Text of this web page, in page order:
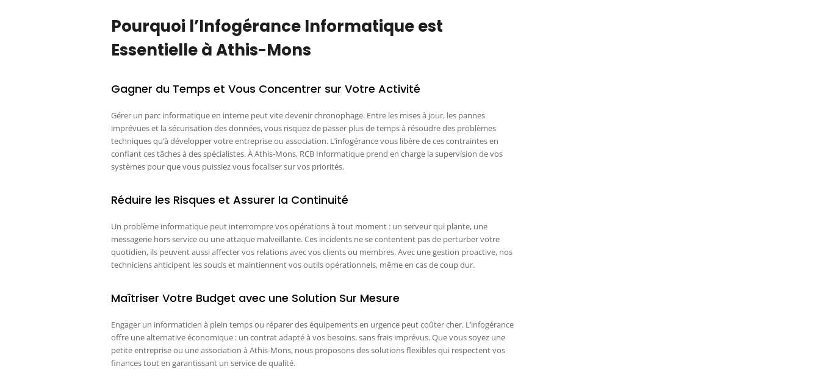
Pourquoi l’Infogérance Informatiqueest
Essentielle à Athis-Mons
Gagner du Temps et Vous Concentrer sur Votre Activité
Gérer un parc informatique en interne peut vite devenir chronophage. Entre les mises à jour, les pannes
imprévues et la sécurisation des données, vous risquez de passer plus de temps à résoudre des problèmes
techniques qu’à développer votre entreprise ou association. L’infogérance vous libère de ces contraintes en
confiant ces tâches à des spécialistes. À Athis-Mons, RCB Informatique prend en charge la supervision de vos
systèmes pour que vous puissiez vous focaliser sur vos priorités.
Réduire les Risques et Assurer la Continuité
Un problème informatique peut interrompre vos opérations à tout moment : un serveur qui plante, une
messagerie hors service ou une attaque malveillante. Ces incidents ne se contentent pas de perturber votre
quotidien, ils peuvent aussi affecter vos relations avec vos clients ou membres. Avec une gestion proactive, nos
techniciens anticipent les soucis et maintiennent vos outils opérationnels, même en cas de coup dur.
Maîtriser Votre Budget avec une Solution Sur Mesure
Engager un informaticien à plein temps ou réparer des équipements en urgence peut coûter cher. L’infogérance
offre une alternative économique : un contrat adapté à vos besoins, sans frais imprévus. Que vous soyez une
petite entreprise ou une association à Athis-Mons, nous proposons des solutions flexibles qui respectent vos
finances tout en garantissant un service de qualité.